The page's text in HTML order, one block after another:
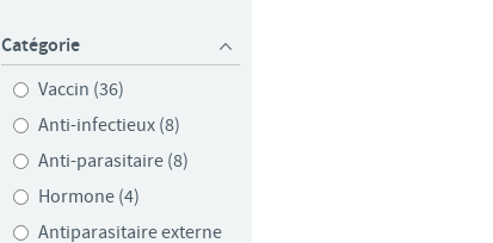
Catégorie
Vaccin (36)
Anti-infectieux (8)
Anti-parasitaire (8)
Hormone (4)
Antiparasitaire externe